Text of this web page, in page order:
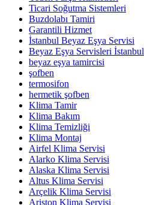
Ticari Soğutma Sistemleri
Buzdolabı Tamiri
Garantili Hizmet
İstanbul Beyaz Eşya Servisi
Beyaz Eşya Servisleri İstanbul
beyaz eşya tamircisi
şofben
termosifon
hermetik şofben
Klima Tamir
Klima Bakım
Klima Temizliği
Klima Montaj
Airfel Klima Servisi
Alarko Klima Servisi
Alaska Klima Servisi
Altus Klima Servisi
Arçelik Klima Servisi
Ariston Klima Servisi